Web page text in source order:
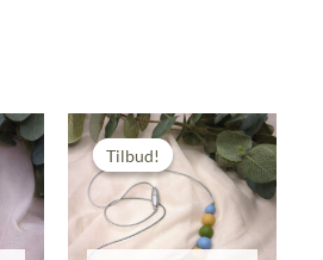
Tilbud!
Tilbud!